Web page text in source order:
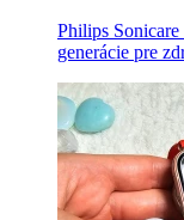
Philips
generácie pre